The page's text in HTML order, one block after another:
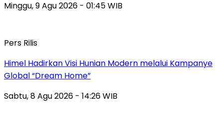
Minggu, 9 Agu 2026 - 01:45 WIB
Pers Rilis
Himel Hadirkan Visi Hunian Modern melalui Kampanye
Global “Dream Home”
Sabtu, 8 Agu 2026 - 14:26 WIB